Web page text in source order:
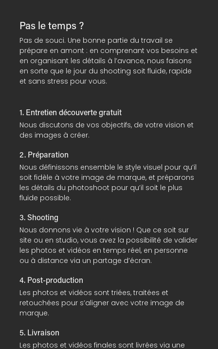
Pas le temps ?
Pas de souci. Une bonne partie du travail se
prépare en amont : en comprenant vos besoins et
en organisant les détails à l’avance, nous faisons
en sorte que le jour du shooting soit fluide, rapide
et sans stress pour vous.
1. Entretien découverte gratuit
Nous discutons de vos objectifs, de votre vision et
des images à créer.
2. Préparation
Nous définissons ensemble le style visuel pour qu’il
soit fidèle à votre image de marque, et préparons
les détails du photoshoot pour qu’il soit le plus
fluide possible.
3. Shooting
Nous donnons vie à votre vision ! Que ce soit sur
site ou en studio, vous avez la possibilité de valider
les photos et vidéos en temps réel, en personne
ou à distance via un partage d’écran.
4. Post-production
Les photos et vidéos sont triées, traitées et
retouchées pour s’aligner avec votre image de
marque.
5. Livraison
Les photos et vidéos finales sont livrées via une